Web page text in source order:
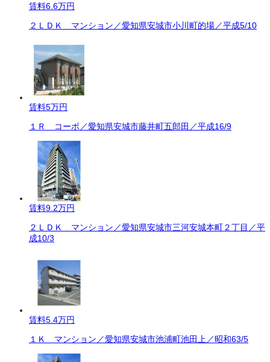
賃料6.6万円
２ＬＤＫ マンション／愛知県安城市小川町的場／平成5/10
賃料5万円
１Ｒ コーポ／愛知県安城市藤井町五郎田／平成16/9
賃料9.2万円
２ＬＤＫ マンション／愛知県安城市三河安城本町２丁目／平
成10/3
賃料5.4万円
１Ｋ マンション／愛知県安城市池浦町池田上／昭和63/5